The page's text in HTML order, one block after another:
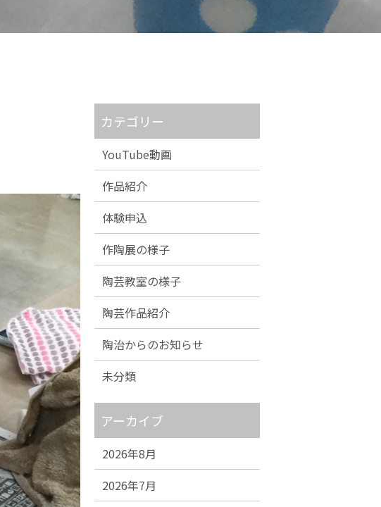
カテゴリー
YouTube動画
作品紹介
体験申込
作陶展の様子
陶芸教室の様子
陶芸作品紹介
陶治からのお知らせ
未分類
アーカイブ
2026年8月
2026年7月